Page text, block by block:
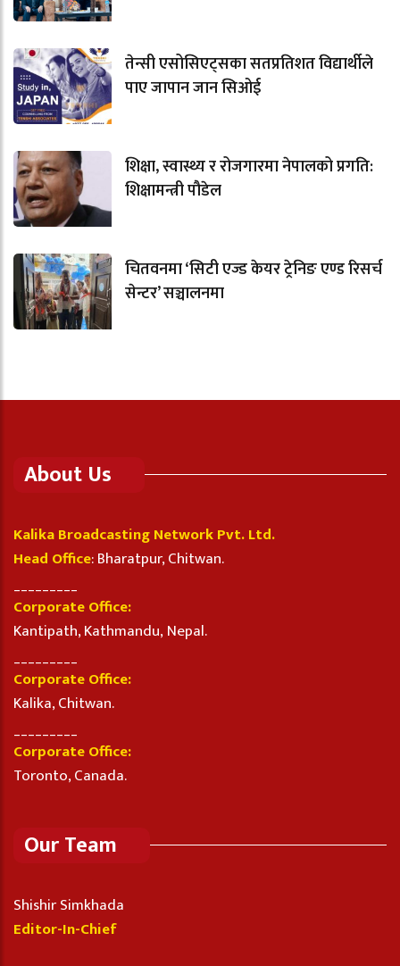
तेन्सी एसोसिएट्सका सतप्रतिशत विद्यार्थीले
पाए जापान जान सिओई
शिक्षा, स्वास्थ्य र रोजगारमा नेपालको प्रगति:
शिक्षामन्त्री पौडेल
चितवनमा ‘सिटी एज्ड केयर ट्रेनिङ एण्ड रिसर्च
सेन्टर’ सञ्चालनमा
About Us
Kalika Broadcasting Network Pvt. Ltd.
Head Office: Bharatpur, Chitwan.
Corporate Office:
Kantipath, Kathmandu, Nepal.
Corporate Office:
Kalika, Chitwan.
Corporate Office:
Toronto, Canada.
Our Team
Shishir Simkhada
Editor-In-Chief